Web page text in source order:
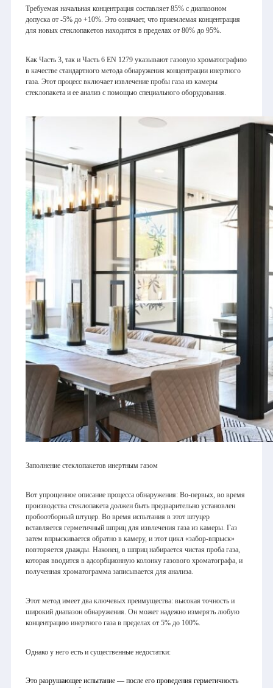
Требуемая начальная концентрация составляет 85% с диапазоном
допуска от -5% до +10%. Это означает, что приемлемая концентрация
для новых стеклопакетов находится в пределах от 80% до 95%.
Как Часть 3, так и Часть 6 EN 1279 указывают газовую хроматографию
в качестве стандартного метода обнаружения концентрации инертного
газа. Этот процесс включает извлечение пробы газа из камеры
стеклопакета и ее анализ с помощью специального оборудования.
Заполнение стеклопакетов инертным газом
Вот упрощенное описание процесса обнаружения: Во-первых, во время
производства стеклопакета должен быть предварительно установлен
пробоотборный штуцер. Во время испытания в этот штуцер
вставляется герметичный шприц для извлечения газа из камеры. Газ
затем впрыскивается обратно в камеру, и этот цикл «забор-впрыск»
повторяется дважды. Наконец, в шприц набирается чистая проба газа,
которая вводится в адсорбционную колонку газового хроматографа, и
полученная хроматограмма записывается для анализа.
Этот метод имеет два ключевых преимущества: высокая точность и
широкий диапазон обнаружения. Он может надежно измерять любую
концентрацию инертного газа в пределах от 5% до 100%.
Однако у него есть и существенные недостатки:
Это разрушающее испытание — после его проведения герметичность